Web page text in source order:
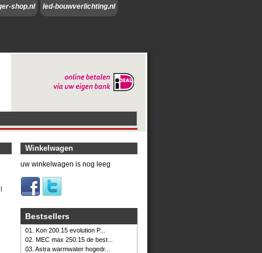
shop.nl
led-bouwverlichting.nl
Winkelwagen
uw winkelwagen is nog leeg
Bestsellers
01. Kon 200.15 evolution P...
02. MEC max 250.15 de best...
03. Astra warmwater hogedr...